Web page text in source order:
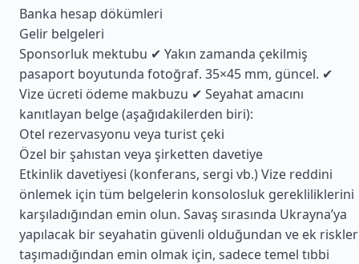
Banka hesap dökümleri
Gelir belgeleri
Sponsorluk mektubu ✔ Yakın zamanda çekilmiş
pasaport boyutunda fotoğraf. 35×45 mm, güncel. ✔
Vize ücreti ödeme makbuzu ✔ Seyahat amacını
kanıtlayan belge (aşağıdakilerden biri):
Otel rezervasyonu veya turist çeki
Özel bir şahıstan veya şirketten davetiye
Etkinlik davetiyesi (konferans, sergi vb.) Vize reddini
önlemek için tüm belgelerin konsolosluk gerekliliklerini
karşıladığından emin olun. Savaş sırasında Ukrayna’ya
yapılacak bir seyahatin güvenli olduğundan ve ek riskler
taşımadığından emin olmak için, sadece temel tıbbi